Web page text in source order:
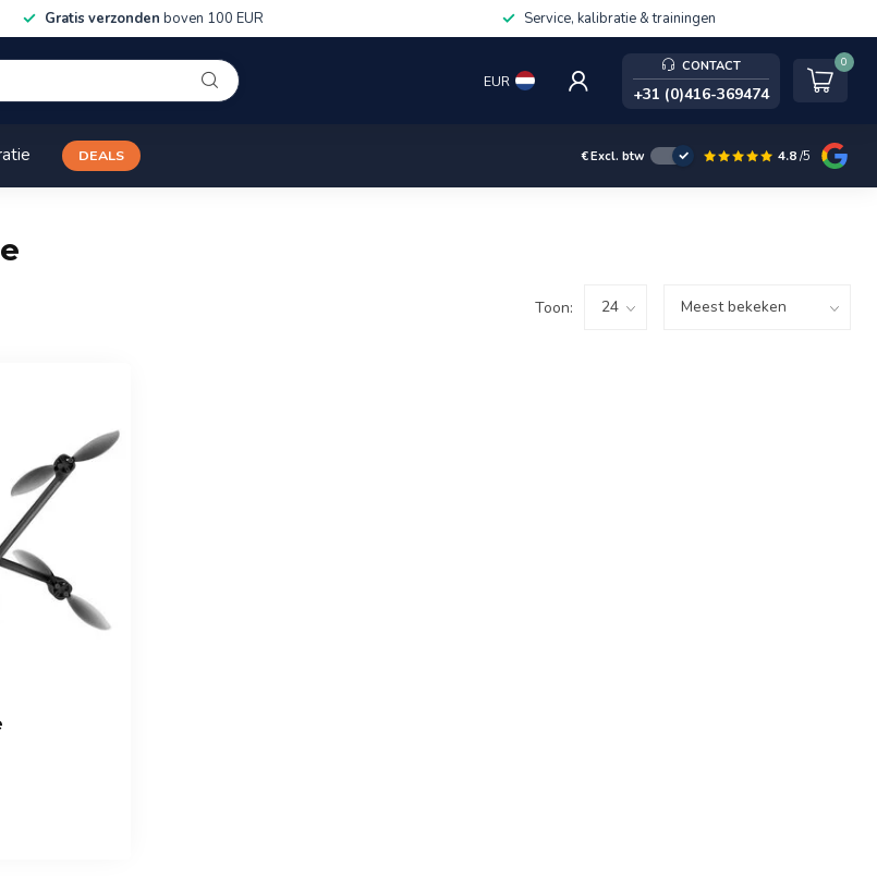
Gratis verzonden boven 100 EUR Service, kalibratie & trainingen
EUR
CONTACT
+31 (0)416-369474
0
DEALS €Excl. btw 4.8/5
Toon: